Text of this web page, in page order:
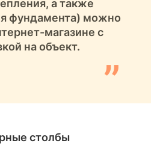
а также
фундамента) можно
магазине с
на объект.
”
столбы